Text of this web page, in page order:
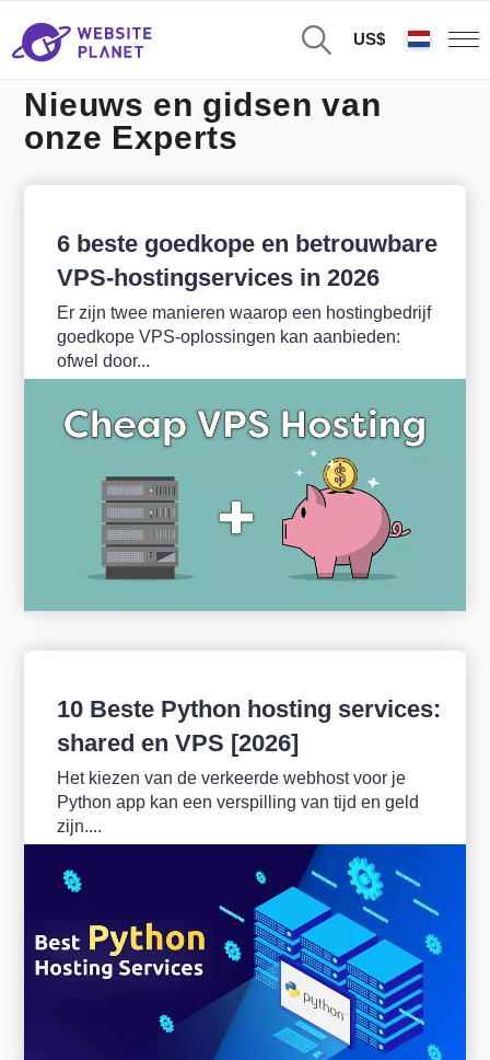
US$
Nieuws en gidsen van
onze Experts
6 beste goedkope en betrouwbare
VPS-hostingservices in 2026
Er zijn twee manieren waarop een hostingbedrijf
goedkope VPS-oplossingen kan aanbieden:
ofwel door...
10 Beste Python hosting services:
shared en VPS [2026]
Het kiezen van de verkeerde webhost voor je
Python app kan een verspilling van tijd en geld
zijn....